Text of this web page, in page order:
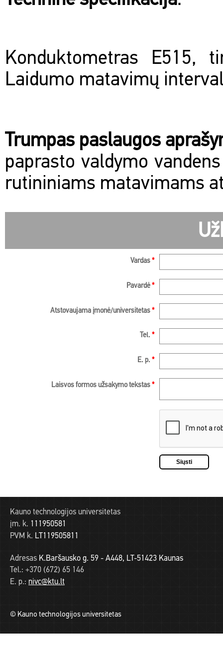
Konduktometras E515,
Laidumo matavimų
Trumpas paslaugos
paprasto valdymo
rutininiams matavimams
Vardas *
Pavardė *
Atstovaujama įmonė/universitetas *
Tel. *
E. p. *
Laisvos formos užsakymo tekstas *
Kauno technologijos universitetas
įm. k. 111950581
PVM k. LT119505811
Adresas K.Baršausko g. 59 - A448, LT-51423 Kaunas
Tel.: +370 (672) 65 146
E. p.: nivc@ktu.lt
© Kauno technologijos universitetas